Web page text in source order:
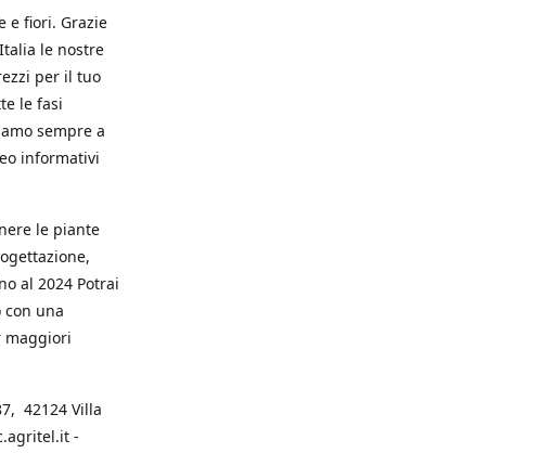
e fiori. Grazie
le nostre
per il tuo
le fasi
sempre a
informativi
le piante
al 2024 Potrai
una
maggiori
42124 Villa
-